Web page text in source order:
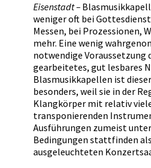
Eisenstadt –
weniger oft bei
Messen, bei Prozessionen,
mehr. Eine wenig
notwendige
gearbeitetes, gut lesbares
Blasmusikkapellen ist
besonders, weil sie in der
Klangkörper mit relativ
transponierenden
Ausführungen zumeist
Bedingungen stattfinden
ausgeleuchteten